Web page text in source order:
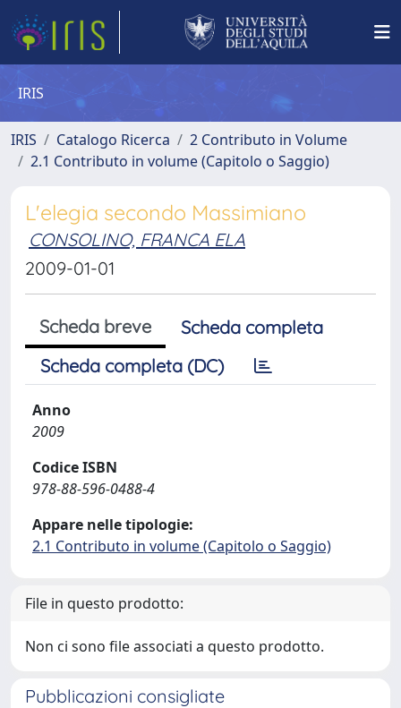
IRIS
IRIS Catalogo Ricerca
2 Contributo in Volume
2.1 Contributo in volume (Capitolo o Saggio)
L'elegia secondo Massimiano
CONSOLINO, FRANCA ELA
2009-01-01
Scheda breve
Scheda completa
Scheda completa (DC)
Anno
2009
Codice ISBN
978-88-596-0488-4
Appare nelle tipologie:
2.1 Contributo in volume (Capitolo o Saggio)
File in questo prodotto:
Non ci sono file associati a questo prodotto.
Pubblicazioni consigliate